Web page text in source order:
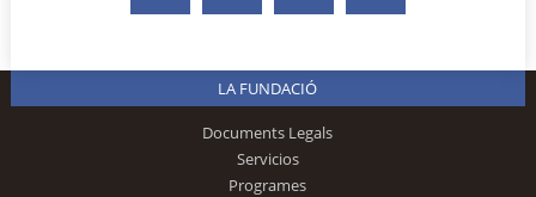
LA FUNDACIÓ
Documents Legals
Servicios
Programes